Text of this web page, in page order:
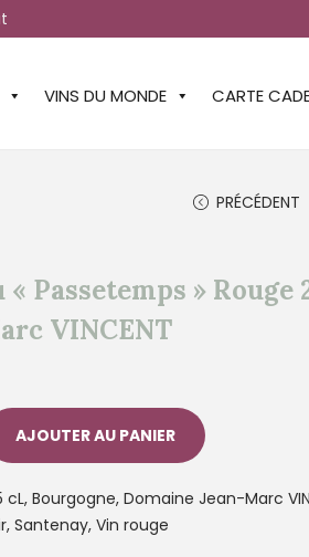
VINS DU MONDE CARTE
PRÉCÉDENT
Passetemps » Rouge
VINCENT
AJOUTER AU PANIER
cL, Bourgogne, Domaine Jean-Marc
, Santenay, Vin rouge